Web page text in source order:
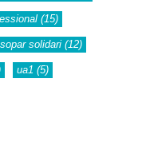
(15)
sopar solidari (12)
ua1 (5)